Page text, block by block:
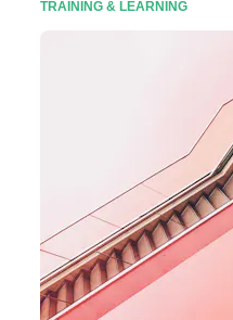
TRAINING & LEARNING